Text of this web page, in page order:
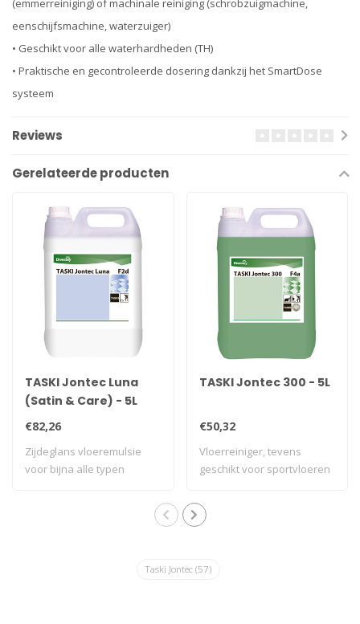
(emmerreiniging) of machinale reiniging (schrobzuigmachine,
eenschijfsmachine, waterzuiger)
• Geschikt voor alle waterhardheden (TH)
• Praktische en gecontroleerde dosering dankzij het SmartDose
systeem
Reviews
Gerelateerde producten
TASKI Jontec Luna
(Satin & Care) - 5L
€82,26
Zijdeglans vloeremulsie
voor bijna alle typen
TASKI Jontec 300 - 5L
€50,32
Vloerreiniger, tevens
geschikt voor sportvloeren
Taski Jontec (57)